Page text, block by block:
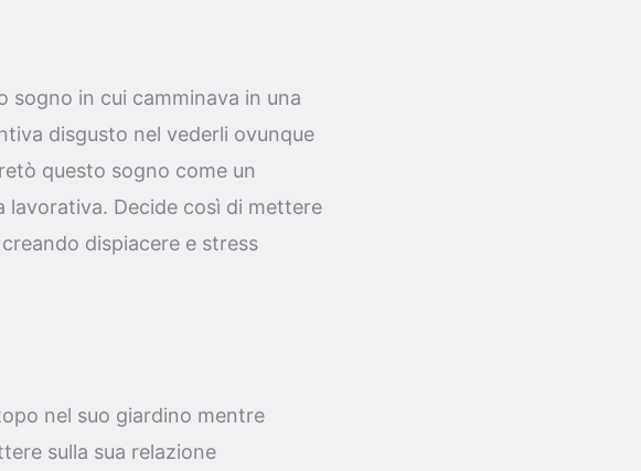
sogno in cui camminava in una
disgusto nel vederli ovunque
questo sogno come un
lavorativa. Decide così di mettere
dispiacere e stress
nel suo giardino mentre
sulla sua relazione